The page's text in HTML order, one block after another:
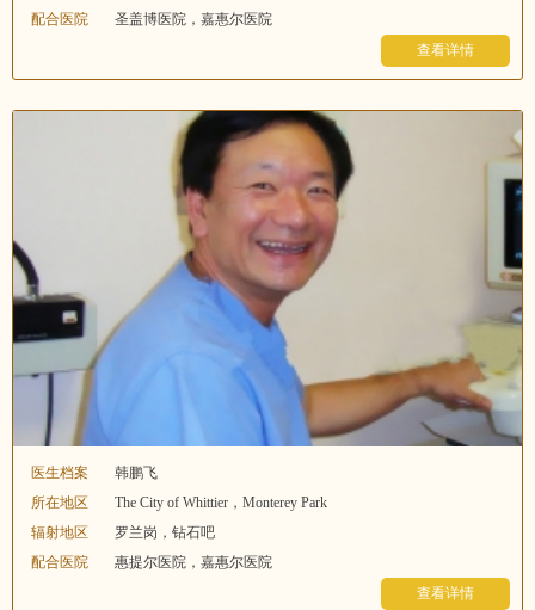
配合医院
圣盖博医院，嘉惠尔医院
查看详情
医生档案
韩鹏飞
所在地区
The City of Whittier，Monterey Park
辐射地区
罗兰岗，钻石吧
配合医院
惠提尔医院，嘉惠尔医院
查看详情